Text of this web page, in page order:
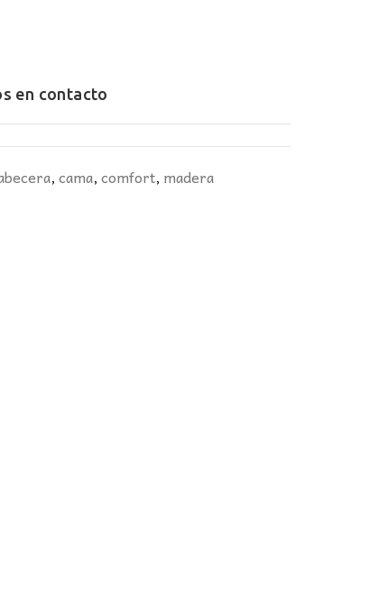
en contacto
,cama,comfort, madera